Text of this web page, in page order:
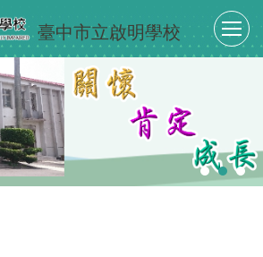
臺中市立啟明學校